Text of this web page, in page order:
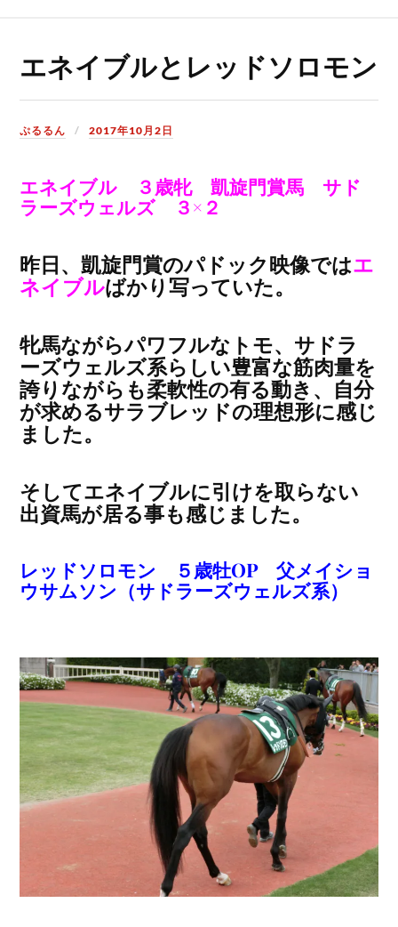
エネイブルとレッドソロモン
ぷるるん 2017年10月2日
エネイブル ３歳牝 凱旋門賞馬 サド
ラーズウェルズ ３×２
昨日、凱旋門賞のパドック映像ではエ
ネイブルばかり写っていた。
牝馬ながらパワフルなトモ、サドラ
ーズウェルズ系らしい豊富な筋肉量を
誇りながらも柔軟性の有る動き、自分
が求めるサラブレッドの理想形に感じ
ました。
そしてエネイブルに引けを取らない
出資馬が居る事も感じました。
レッドソロモン ５歳牡OP 父メイショ
ウサムソン（サドラーズウェルズ系）